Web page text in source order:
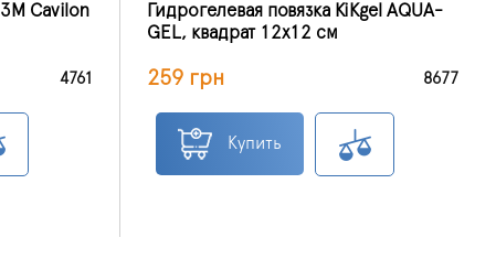
Cavilon
4761
Гидрогелевая повязка KiKgеl AQUA-
GEL, квадрат 12х12 см
259 грн 8677
Купить